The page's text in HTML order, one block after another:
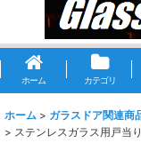
ホーム カテゴリ
ホーム > ガラスドア関連商
> ステンレスガラス用戸当